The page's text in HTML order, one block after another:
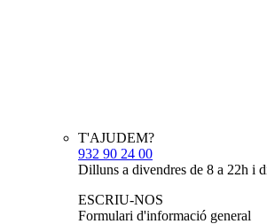
T'AJUDEM?
932 90 24 00
Dilluns a divendres de 8 a 22h i
ESCRIU-NOS
Formulari d'informació general